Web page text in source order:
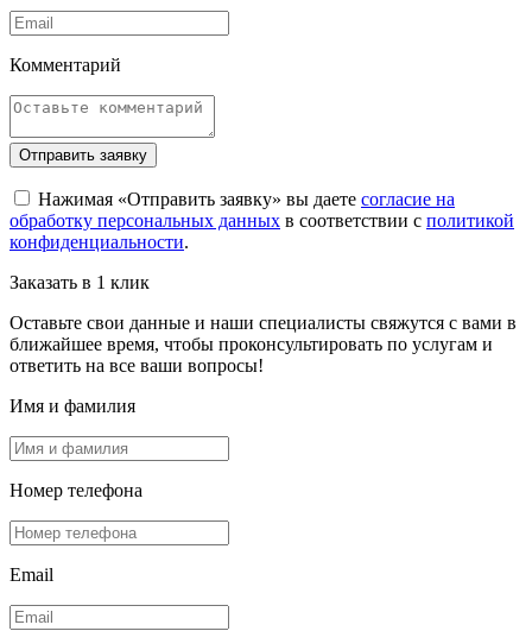
Комментарий
Отправить заявку
Нажимая «Отправить заявку» вы даете согласие на
обработку персональных данных в соответствии с политикой
конфиденциальности.
Заказать в 1 клик
Оставьте свои данные и наши специалисты свяжутся с вами в
ближайшее время, чтобы проконсультировать по услугам и
ответить на все ваши вопросы!
Имя и фамилия
Номер телефона
Email